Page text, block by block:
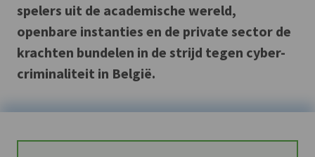
spelers uit de academische wereld,
openbare instanties en de private sector de
krachten bundelen in de strijd tegen cyber-
criminaliteit in België.